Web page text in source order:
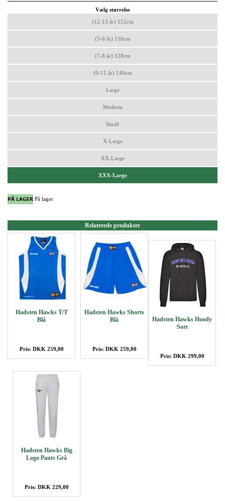
Vælg størrelse
(12-13 år) 152cm
(5-6 år) 116cm
(7-8 år) 128cm
(9-11 år) 140cm
Large
Medium
Small
X-Large
XX-Large
XXX-Large
På lager
Relaterede produkter
Hadsten Hawks T/T
Blå
Pris: DKK 259,00
Hadsten Hawks Shorts
Blå
Pris: DKK 259,00
Hadsten Hawks Hoody
Sort
Pris: DKK 299,00
Hadsten Hawks Big
Logo Pants Grå
Pris: DKK 229,00